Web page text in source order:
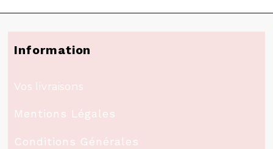
Information
Vos livraisons
Mentions Légales
Conditions Générales